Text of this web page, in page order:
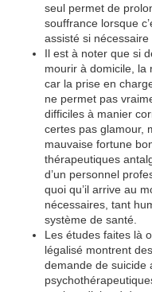
seul permet de
souffrance lorsque
assisté si
Il est à noter que si
mourir à domicile, la
car la prise en
ne permet pas
difficiles à manier
certes pas glamour,
mauvaise fortune
thérapeutiques
d’un personnel
quoi qu’il arrive au
nécessaires, tant
système de santé.
Les études faites là
légalisé montrent
demande de suicide